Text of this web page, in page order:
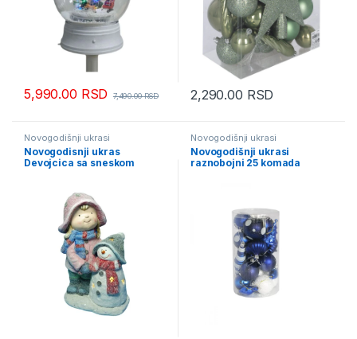
5,990.00 RSD 7,490.00RSD 2,290.00 RSD
Novogodišnji ukrasi
Novogodisnji ukras
Devojcica sa sneskom
Novogodišnji ukrasi
Novogodišnji ukrasi
raznobojni 25 komada